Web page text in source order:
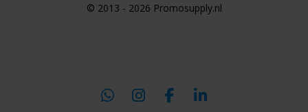
© 2013 - 2026 Promosupply.nl